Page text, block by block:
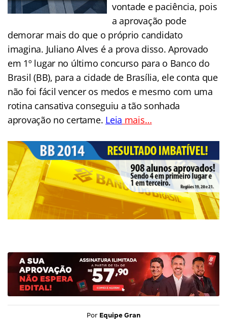
vontade e paciência, pois
a aprovação pode
demorar mais do que o próprio candidato
imagina. Juliano Alves é a prova disso. Aprovado
em 1º lugar no último concurso para o Banco do
Brasil (BB), para a cidade de Brasília, ele conta que
não foi fácil vencer os medos e mesmo com uma
rotina cansativa conseguiu a tão sonhada
aprovação no certame. Leia mais…
Por Equipe Gran